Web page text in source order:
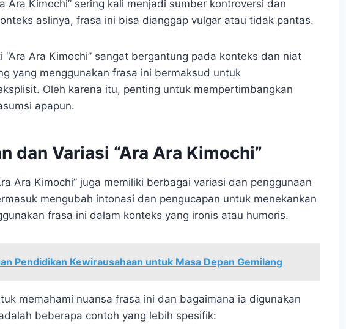
Ara Kimochi” sering kali menjadi sumber kontroversi dan
aslinya, frasa ini bisa dianggap vulgar atau tidak pantas.
Ara Kimochi” sangat bergantung pada konteks dan niat
yang menggunakan frasa ini bermaksud untuk
Oleh karena itu, penting untuk mempertimbangkan
apapun.
dan Variasi “Ara Ara Kimochi”
Ara Kimochi” juga memiliki berbagai variasi dan penggunaan
mengubah intonasi dan pengucapan untuk menekankan
frasa ini dalam konteks yang ironis atau humoris.
Pendidikan Kewirausahaan untuk Masa Depan Gemilang
memahami nuansa frasa ini dan bagaimana ia digunakan
beberapa contoh yang lebih spesifik: